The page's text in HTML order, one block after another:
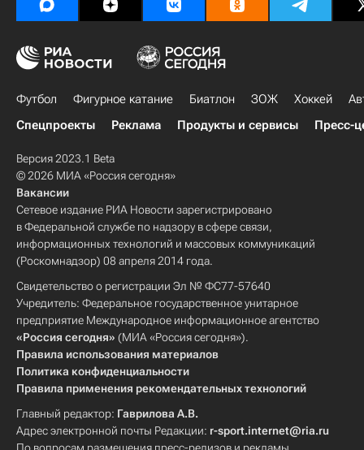
Футбол Фигурное катание Биатлон ЗОЖ Хоккей
Спецпроекты
Реклама Продукты и сервисы Пресс-
Версия 2023.1 Beta
© 2026 МИА «Россия сегодня»
Вакансии
Сетевое издание РИА Новости зарегистрировано
в Федеральной службе по надзору в сфере связи,
информационных технологий и массовых коммуникаций
(Роскомнадзор) 08 апреля 2014 года.
Свидетельство о регистрации Эл № ФС77-57640
Учредитель: Федеральное государственное унитарное
предприятие Международное информационное агентство
«Россия сегодня» (МИА «Россия сегодня»).
Правила использования материалов
Политика конфиденциальности
Правила применения рекомендательных технологий
Главный редактор: Гаврилова А.В.
Адрес электронной почты Редакции: r-sport.internet@ria.ru